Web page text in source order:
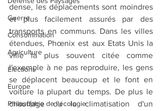
Guerre
Consommation
Agriculture
Elections
Europe
Philosophie de l'écologie
dense, les déplacements sont moindres
et plus facilement assurés par des
transports en communs. Dans les villes
étendues, Phœnix est aux Etats Unis la
ville la plus souvent citée comme
l'exemple à ne pas reproduire, les gens
se déplacent beaucoup et le font en
voiture la plupart du temps. De plus le
chauffage ou la climatisation d'un